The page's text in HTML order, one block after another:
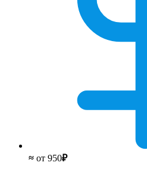
≈ от 950₽